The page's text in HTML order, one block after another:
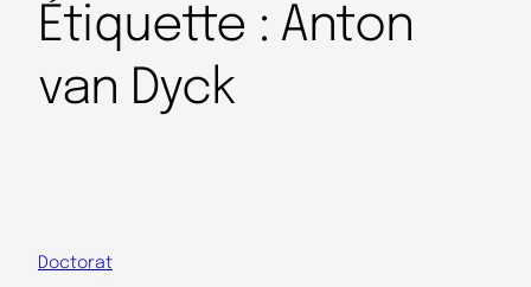
Étiquette : Anton
van Dyck
Doctorat